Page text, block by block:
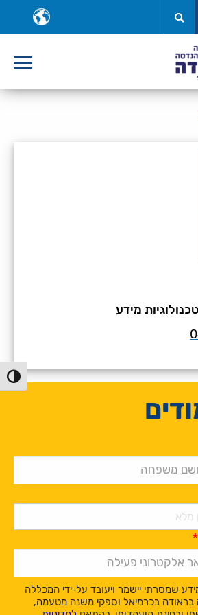
הפעל/
טכנולוגיות מידע
*
שמסרתי יישמר ויעובד על-ידי המכללה
בכרמיאל וספקי משנה מטעמה,